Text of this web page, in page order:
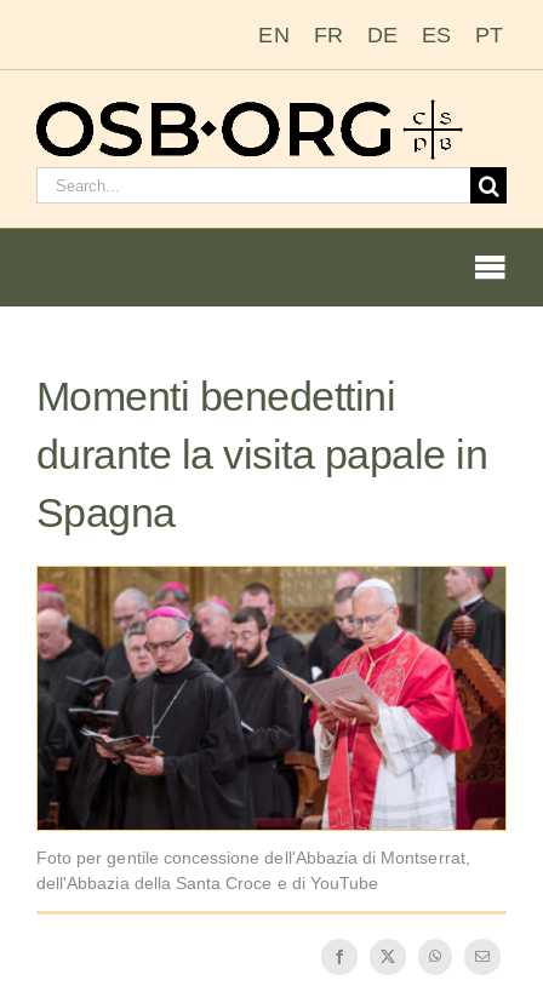
EN FR DE ES PT
Cerca:
L’ordine benedettino
Diventare un monaco o una monaca
La medaglia di San Benedetto
NEXUS
Archivio OSB.org
Momenti benedettini
durante la visita papale in
Spagna
Foto per gentile concessione dell'Abbazia di Montserrat,
dell'Abbazia della Santa Croce e di YouTube